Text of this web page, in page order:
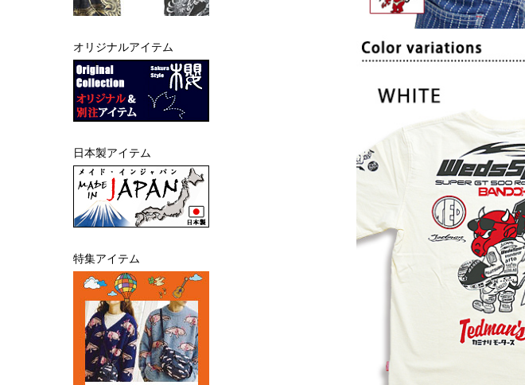
オリジナルアイテム
日本製アイテム
特集アイテム